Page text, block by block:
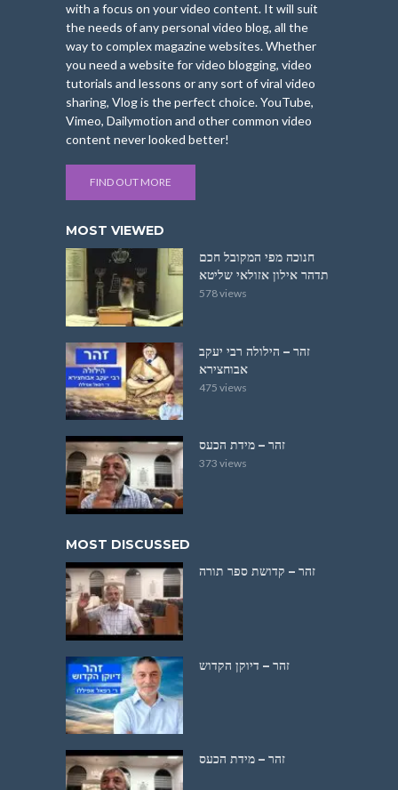
with a focus on your video content. It will suit
the needs of any personal video blog, all the
way to complex magazine websites. Whether
you need a website for video blogging, video
tutorials and lessons or any sort of viral video
sharing, Vlog is the perfect choice. YouTube,
Vimeo, Dailymotion and other common video
content never looked better!
FIND OUT MORE
MOST VIEWED
חנוכה מפי המקובל חכם
תדהר אילון אזולאי שליטא
578 views
זהר – הילולה רבי יעקב
אבוחצירא
475 views
זהר – מידת הכעס
373 views
MOST DISCUSSED
זהר – קדושת ספר תורה
זהר – דיוקן הקדוש
זהר – מידת הכעס